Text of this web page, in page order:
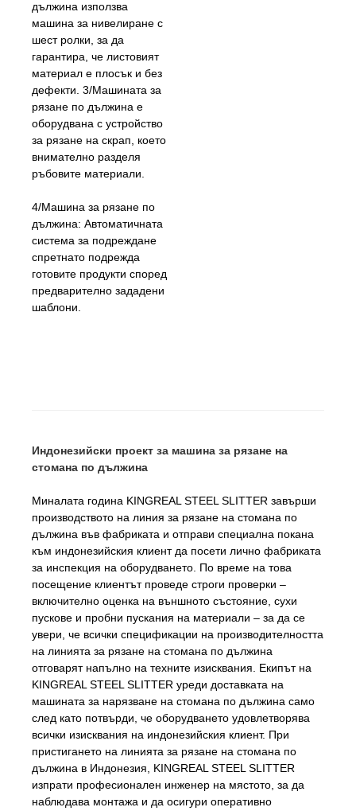
дължина използва
машина за нивелиране с
шест ролки, за да
гарантира, че листовият
материал е плосък и без
дефекти. 3/Машината за
рязане по дължина е
оборудвана с устройство
за рязане на скрап, което
внимателно разделя
ръбовите материали.
4/Машина за рязане по
дължина: Автоматичната
система за подреждане
спретнато подрежда
готовите продукти според
предварително зададени
шаблони.
Индонезийски проект за машина за рязане на
стомана по дължина
Миналата година KINGREAL STEEL SLITTER завърши
производството на линия за рязане на стомана по
дължина във фабриката и отправи специална покана
към индонезийския клиент да посети лично фабриката
за инспекция на оборудването. По време на това
посещение клиентът проведе строги проверки –
включително оценка на външното състояние, сухи
пускове и пробни пускания на материали – за да се
увери, че всички спецификации на производителността
на линията за рязане на стомана по дължина
отговарят напълно на техните изисквания. Екипът на
KINGREAL STEEL SLITTER уреди доставката на
машината за нарязване на стомана по дължина само
след като потвърди, че оборудването удовлетворява
всички изисквания на индонезийския клиент. При
пристигането на линията за рязане на стомана по
дължина в Индонезия, KINGREAL STEEL SLITTER
изпрати професионален инженер на мястото, за да
наблюдава монтажа и да осигури оперативно